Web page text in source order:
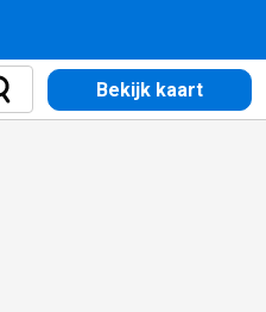
Bekijk kaart